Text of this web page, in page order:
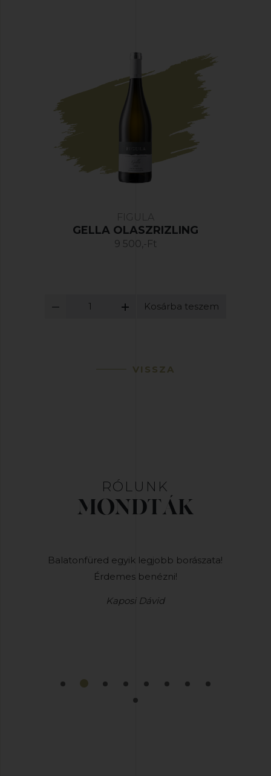
FIGULA
GELLA OLASZRIZLING
9 500,-Ft
Kosárba teszem
VISSZA
RÓLUNK
MONDTÁK
Balatonfüred egyik legjobb borászata!
Érdemes benézni!
Kaposi Dávid